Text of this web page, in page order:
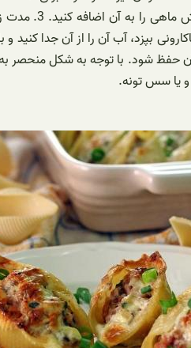
روی حرارت
آن حفظ شود. با توجه به شکل
یا سس تونه.